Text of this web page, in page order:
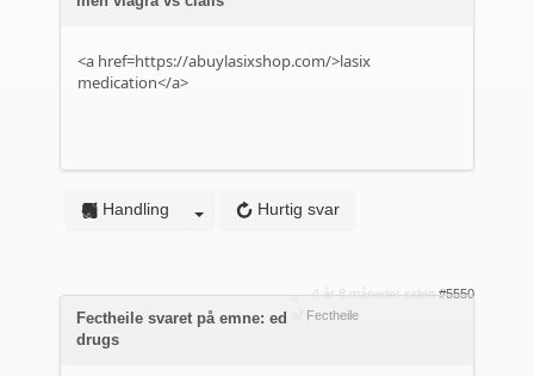
<a href=https://abuylasixshop.com/>lasix
medication</a>
Hurtig svar
Handling
4 år 8 måneder siden #5550
Fectheile
Fectheile svaret på emne: ed
drugs